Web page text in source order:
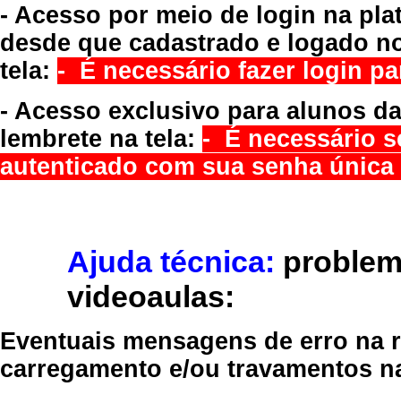
- Acesso por meio de login na
desde que cadastrado e logado
tela: - É necessário fazer login
- Acesso exclusivo para alunos
lembrete na tela: - É necessário
autenticado com sua senha
Ajuda técnica:
videoaulas:
Eventuais mensagens de erro
carregamento e/ou travamentos